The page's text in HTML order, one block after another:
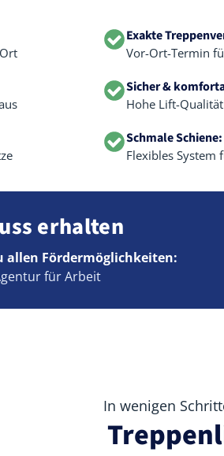
Exakte
Vor-Ort-Termin
Sicher &
Hohe Lift-
Schmale Schiene:
Flexibles System
erhalten
allen Fördermöglichkeiten:
für Arbeit
In wenigen